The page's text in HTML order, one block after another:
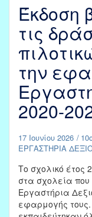
Έκδοση
τις
την
2020-
17 Ιουνίου 2026
ΕΡΓΑΣΤΗΡΙΑ
Το σχολικό έτος
στα σχολεία που
Εργαστήρια
εφαρμογής τους.